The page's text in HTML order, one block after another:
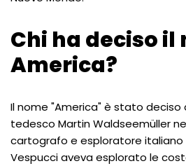
Chi ha deciso il
America?
Il nome "America" è stato
tedesco Martin Waldseemüller
cartografo e esploratore italiano
Vespucci aveva esplorato le